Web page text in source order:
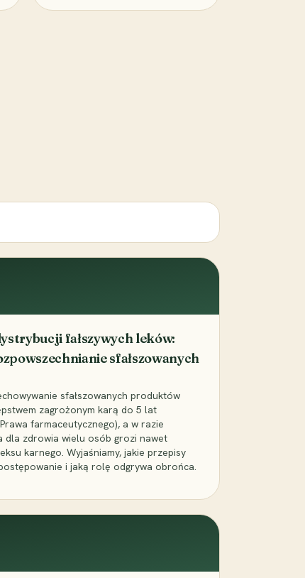
fałszywych leków:
sfałszowanych
sfałszowanych produktów
zagrożonym karą do 5 lat
farmaceutycznego), a w razie
dla zdrowia wielu osób grozi nawet
karnego. Wyjaśniamy, jakie przepisy
i jaką rolę odgrywa obrońca.